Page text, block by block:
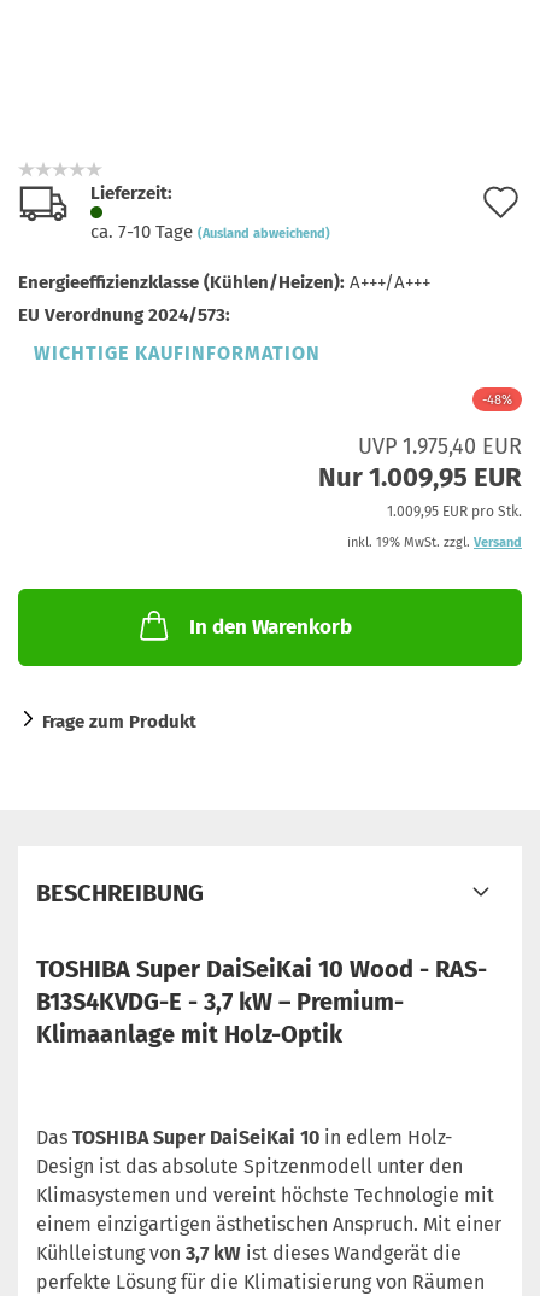
Lieferzeit:
ca. 7-10 Tage (Ausland abweichend)
Energieeffizienzklasse (Kühlen/Heizen): A+++/A+++
EU Verordnung 2024/573:
WICHTIGE KAUFINFORMATION
-48%
UVP 1.975,40 EUR
Nur 1.009,95 EUR
1.009,95 EUR pro Stk.
inkl. 19% MwSt. zzgl. Versand
In den Warenkorb
Frage zum Produkt
BESCHREIBUNG
TOSHIBA Super DaiSeiKai 10 Wood - RAS-
B13S4KVDG-E - 3,7 kW – Premium-
Klimaanlage mit Holz-Optik
Das TOSHIBA Super DaiSeiKai 10 in edlem Holz-
Design ist das absolute Spitzenmodell unter den
Klimasystemen und vereint höchste Technologie mit
einem einzigartigen ästhetischen Anspruch. Mit einer
Kühlleistung von 3,7 kW ist dieses Wandgerät die
perfekte Lösung für die Klimatisierung von Räumen